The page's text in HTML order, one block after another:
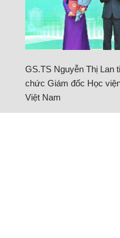
GS.TS Nguyễn Thị Lan
chức Giám đốc Học
Việt Nam